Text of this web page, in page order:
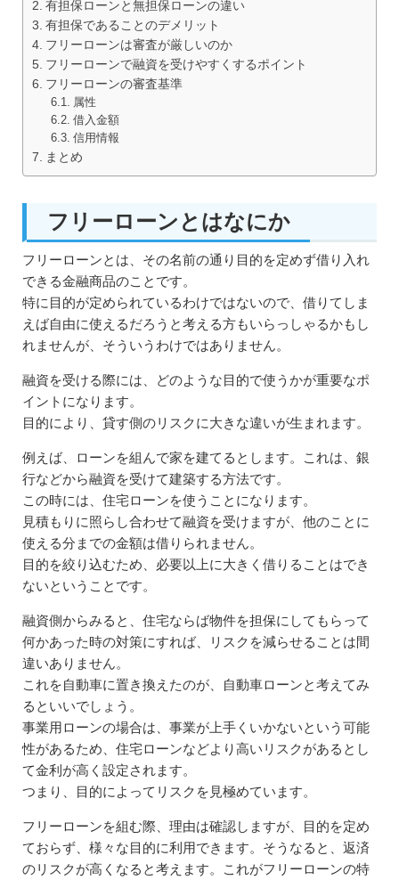
有担保ローンと無担保ローンの違い
有担保であることのデメリット
フリーローンは審査が厳しいのか
フリーローンで融資を受けやすくするポイント
フリーローンの審査基準
属性
借入金額
信用情報
まとめ
フリーローンとはなにか
フリーローンとは、その名前の通り目的を定めず借り入れ
できる金融商品のことです。
特に目的が定められているわけではないので、借りてしま
えば自由に使えるだろうと考える方もいらっしゃるかもし
れませんが、そういうわけではありません。
融資を受ける際には、どのような目的で使うかが重要なポ
イントになります。
目的により、貸す側のリスクに大きな違いが生まれます。
例えば、ローンを組んで家を建てるとします。これは、銀
行などから融資を受けて建築する方法です。
この時には、住宅ローンを使うことになります。
見積もりに照らし合わせて融資を受けますが、他のことに
使える分までの金額は借りられません。
目的を絞り込むため、必要以上に大きく借りることはでき
ないということです。
融資側からみると、住宅ならば物件を担保にしてもらって
何かあった時の対策にすれば、リスクを減らせることは間
違いありません。
これを自動車に置き換えたのが、自動車ローンと考えてみ
るといいでしょう。
事業用ローンの場合は、事業が上手くいかないという可能
性があるため、住宅ローンなどより高いリスクがあるとし
て金利が高く設定されます。
つまり、目的によってリスクを見極めています。
フリーローンを組む際、理由は確認しますが、目的を定め
ておらず、様々な目的に利用できます。そうなると、返済
のリスクが高くなると考えます。これがフリーローンの特